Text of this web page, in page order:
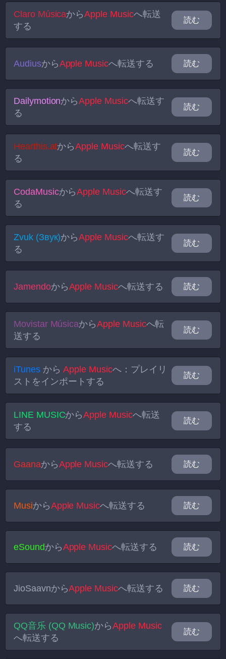
Claro MúsicaからApple Musicへ転送
する
読む
AudiusからApple Musicへ転送する 読む
DailymotionからApple Musicへ転送す
る
読む
Hearthis.atからApple Musicへ転送す
る
読む
CodaMusicからApple Musicへ転送す
る
読む
Zvuk (Звук)からApple Musicへ転送す
る
読む
JamendoからApple Musicへ転送する 読む
Movistar MúsicaからApple Musicへ転
送する
読む
iTunesからApple Musicへ：プレイリ
ストをインポートする
読む
LINE MUSICからApple Musicへ転送
する
読む
GaanaからApple Musicへ転送する 読む
MusiからApple Musicへ転送する 読む
eSoundからApple Musicへ転送する 読む
JioSaavnからApple Musicへ転送する 読む
QQ音乐 (QQ Music)からApple Music
へ転送する
読む